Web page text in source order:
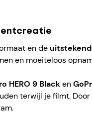
en de
en moeiteloos
HERO 9 Blacken
terwijl je filmt.